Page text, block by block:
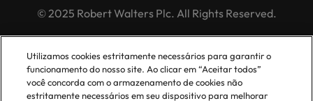
© 2025 Robert Walters Plc. All Rights Reserved.
Utilizamos cookies estritamente necessários para garantir o
funcionamento do nosso site. Ao clicar em “Aceitar todos”
você concorda com o armazenamento de cookies não
estritamente necessários em seu dispositivo para melhorar